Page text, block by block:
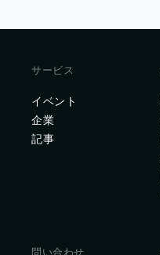
サービス
イベント
企業
記事